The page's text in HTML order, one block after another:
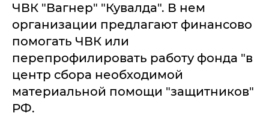
ЧВК "Вагнер" "Кувалда". В нем
организации предлагают финансово
помогать ЧВК или
перепрофилировать работу фонда "в
центр сбора необходимой
материальной помощи "защитников"
РФ.